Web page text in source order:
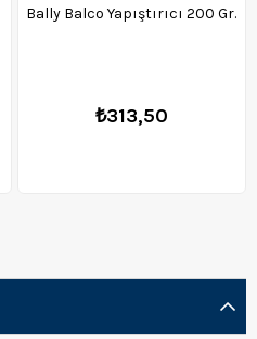
Bally Balco Yapıştırıcı 200 Gr.
₺313,50